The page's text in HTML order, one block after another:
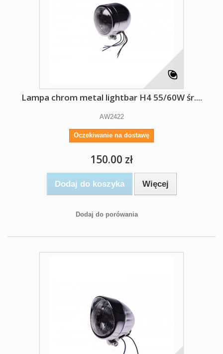
Lampa chrom metal lightbar H4 55/60W śr....
AW2422
Oczekiwanie na dostawę
150.00 zł
Dodaj do koszyka Więcej
Dodaj do porówania